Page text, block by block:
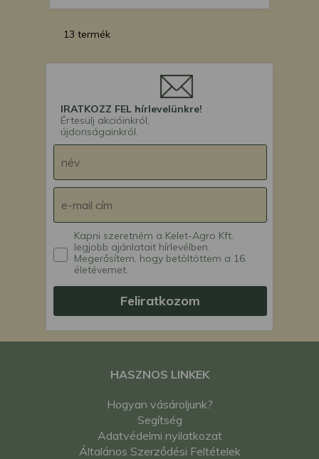
13 termék
IRATKOZZ FEL hírlevelünkre!
Értesülj akcióinkról,
újdonságainkról.
Kapni szeretném a Kelet-Agro Kft.
legjobb ajánlatait hírlevélben.
Megerősítem, hogy betöltöttem a 16.
életévemet.
Feliratkozom
HASZNOS LINKEK
Hogyan vásároljunk?
Segítség
Adatvédelmi nyilatkozat
Általános Szerződési Feltételek